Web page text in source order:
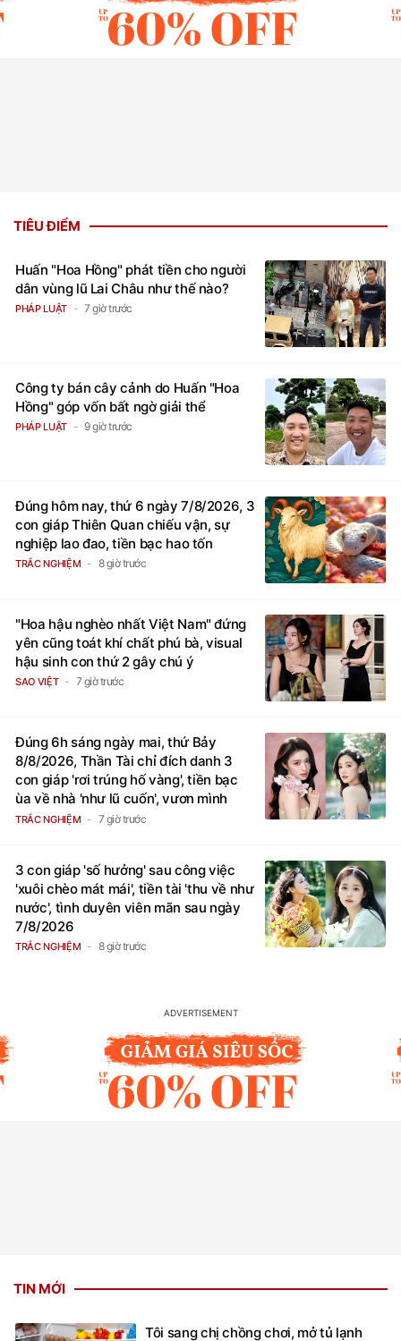
TIÊU ĐIỂM
Huấn "Hoa Hồng" phát tiền cho người
dân vùng lũ Lai Châu như thế nào?
PHÁP LUẬT 7 giờ trước
Công ty bán cây cảnh do Huấn "Hoa
Hồng" góp vốn bất ngờ giải thể
PHÁP LUẬT 9 giờ trước
Đúng hôm nay, thứ 6 ngày 7/8/2026, 3
con giáp Thiên Quan chiếu vận, sự
nghiệp lao đao, tiền bạc hao tốn
TRẮC NGHIỆM 8 giờ trước
"Hoa hậu nghèo nhất Việt Nam" đứng
yên cũng toát khí chất phú bà, visual
hậu sinh con thứ 2 gây chú ý
SAO VIỆT 7 giờ trước
Đúng 6h sáng ngày mai, thứ Bảy
8/8/2026, Thần Tài chỉ đích danh 3
con giáp 'rơi trúng hố vàng', tiền bạc
ùa về nhà 'như lũ cuốn', vươn mình
thành đại gia trong phút chốc
TRẮC NGHIỆM 7 giờ trước
3 con giáp 'số hưởng' sau công việc
'xuôi chèo mát mái', tiền tài 'thu về như
nước', tình duyên viên mãn sau ngày
7/8/2026
TRẮC NGHIỆM 8 giờ trước
TIN MỚI
Tôi sang chị chồng chơi, mở tủ lạnh